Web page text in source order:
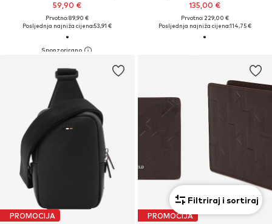
59,90 €
Prvotno: 89,90 €
Posljednja najniža cijena:53,91 €
135,00 €
Prvotno: 229,00 €
Posljednja najniža cijena:114,75 €
PROMOCIJA PROMOCIJA
Filtriraj i sortiraj